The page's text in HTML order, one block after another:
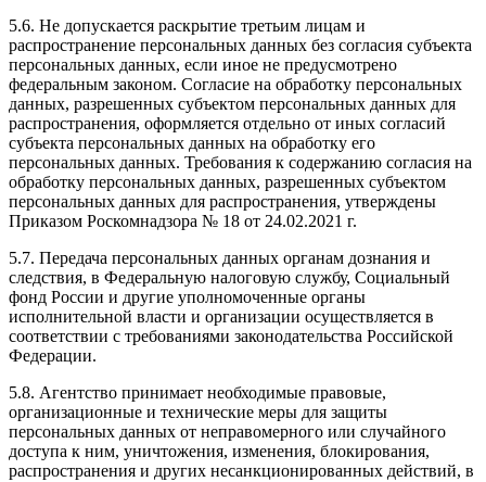
5.6. Не допускается раскрытие третьим лицам и
распространение персональных данных без согласия субъекта
персональных данных, если иное не предусмотрено
федеральным законом. Согласие на обработку персональных
данных, разрешенных субъектом персональных данных для
распространения, оформляется отдельно от иных согласий
субъекта персональных данных на обработку его
персональных данных. Требования к содержанию согласия на
обработку персональных данных, разрешенных субъектом
персональных данных для распространения, утверждены
Приказом Роскомнадзора № 18 от 24.02.2021 г.
5.7. Передача персональных данных органам дознания и
следствия, в Федеральную налоговую службу, Социальный
фонд России и другие уполномоченные органы
исполнительной власти и организации осуществляется в
соответствии с требованиями законодательства Российской
Федерации.
5.8. Агентство принимает необходимые правовые,
организационные и технические меры для защиты
персональных данных от неправомерного или случайного
доступа к ним, уничтожения, изменения, блокирования,
распространения и других несанкционированных действий, в